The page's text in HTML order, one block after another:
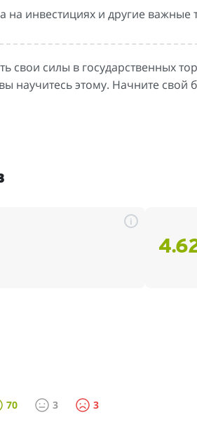
на инвестициях и другие важные
свои силы в государственных
научитесь этому. Начните свой
i
70 3 3